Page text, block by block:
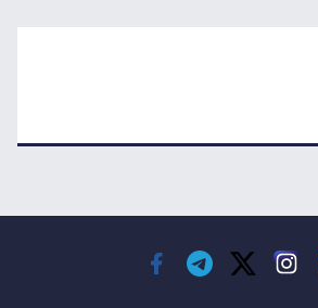
چگونه معادلات نظام بانکی را تغییر